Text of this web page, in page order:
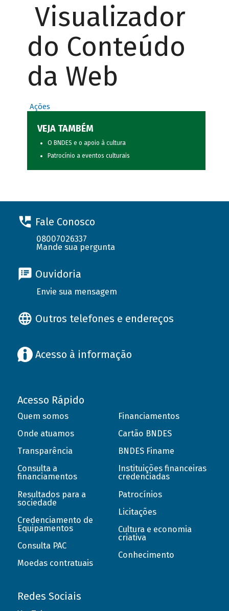
Visualizador
do Conteúdo
da Web
Ações
VEJA TAMBÉM
O BNDES e o apoio à cultura
Patrocínio a eventos culturais
Fale Conosco
08007026337
Mande sua pergunta
Ouvidoria
Envie sua mensagem
Outros telefones e endereços
Acesso à informação
Acesso Rápido
Quem somos
Onde atuamos
Transparência
Consulta a
financiamentos
Resultados para a
sociedade
Credenciamento de
Equipamentos
Consulta PAC
Moedas contratuais
Financiamentos
Cartão BNDES
BNDES Finame
Instituições financeiras
credenciadas
Patrocínios
Licitações
Cultura e economia
criativa
Conhecimento
Redes Sociais